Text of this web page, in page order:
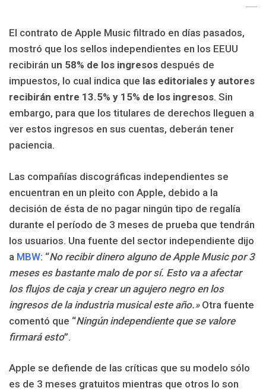
El contrato de Apple Music filtrado en días pasados,
mostró que los sellos independientes en los EEUU
recibirán un 58% de los ingresos después de
impuestos, lo cual indica que las editoriales y autores
recibirán entre 13.5% y 15% de los ingresos. Sin
embargo, para que los titulares de derechos lleguen a
ver estos ingresos en sus cuentas, deberán tener
paciencia.
Las compañías discográficas independientes se
encuentran en un pleito con Apple, debido a la
decisión de ésta de no pagar ningún tipo de regalía
durante el período de 3 meses de prueba que tendrán
los usuarios. Una fuente del sector independiente dijo
a MBW: “No recibir dinero alguno de Apple Music por 3
meses es bastante malo de por sí. Esto va a afectar
los flujos de caja y crear un agujero negro en los
ingresos de la industria musical este año.»Otra fuente
comentó que “Ningún independiente que se valore
firmará esto”.
Apple se defiende de las críticas que su modelo sólo
es de 3 meses gratuitos mientras que otros lo son